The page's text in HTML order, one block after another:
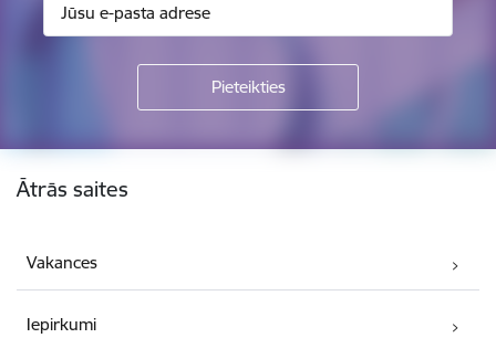
Kājene
Ātrās saites
Vakances
Iepirkumi